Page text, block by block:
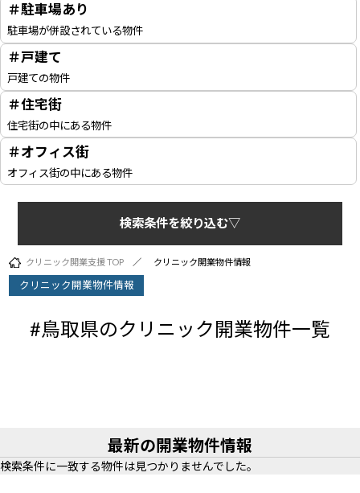
＃駐車場あり
駐車場が併設されている物件
＃戸建て
戸建ての物件
＃住宅街
住宅街の中にある物件
＃オフィス街
オフィス街の中にある物件
検索条件を絞り込む▽
クリニック開業支援 TOP クリニック開業物件情報
クリニック開業物件情報
#鳥取県のクリニック開業物件一覧
最新の開業物件情報
検索条件に一致する物件は見つかりませんでした。